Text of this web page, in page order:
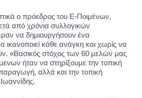
ο πρόεδρος του Ε-Ποιμένων,
από χρόνια συλλογικών
να δημιουργήσουν ένα
κάθε ανάγκη και χωρίς να
«Βασικός στόχος των 60 μελών μας
ήταν να στηρίξουμε την τοπική
αλλά και την τοπική